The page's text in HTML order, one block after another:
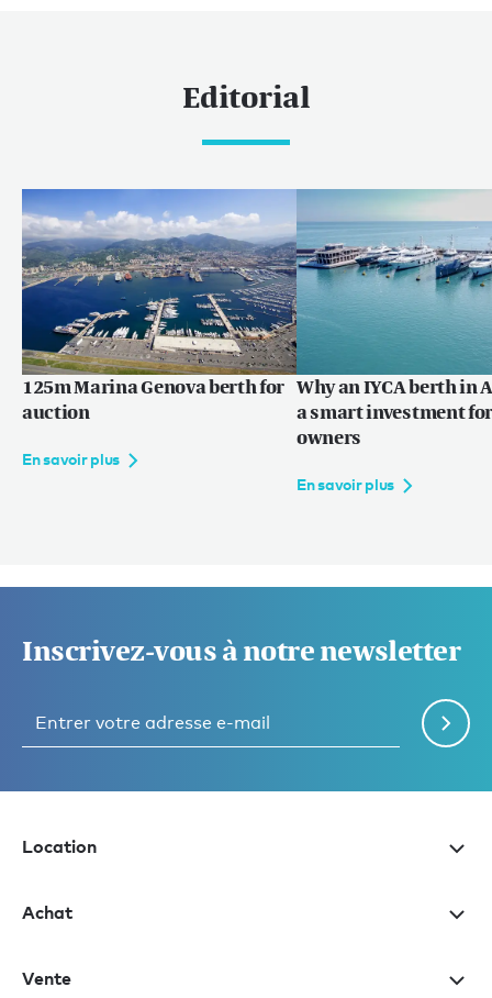
Editorial
125m Marina Genova berth for
auction
En savoir plus
Why an IYCA berth in
a smart investment
owners
En savoir plus
Inscrivez-vous à notre newsletter
Location
Achat
Vente